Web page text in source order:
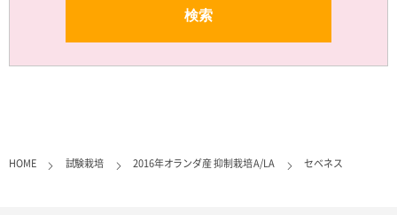
HOME 試験栽培 2016年オランダ産 抑制栽培 A/LA セベネス